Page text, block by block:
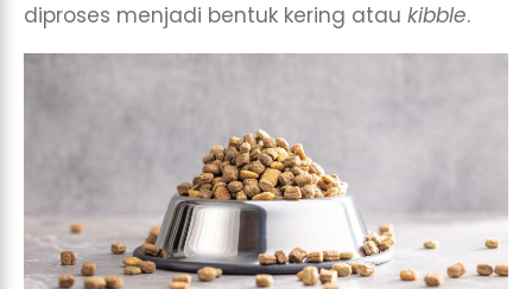
diproses menjadi bentuk kering atau kibble.